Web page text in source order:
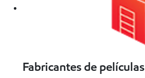
Fabricantes de películas